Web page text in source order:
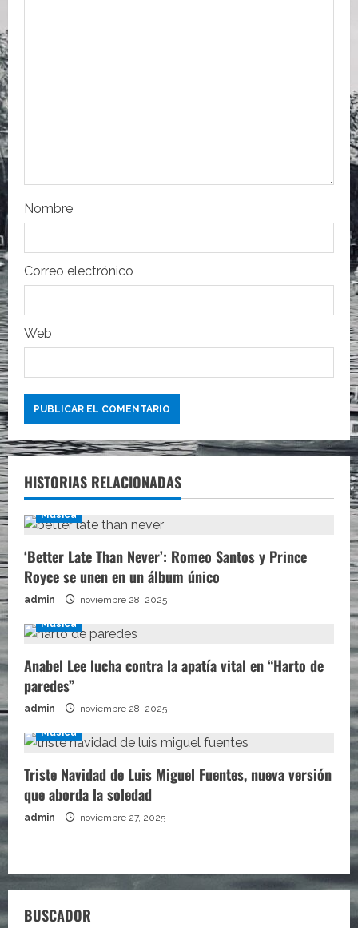
t
r
a
d
a
s
Nombre
Correo electrónico
Web
HISTORIAS RELACIONADAS
Música
‘Better Late Than Never’: Romeo Santos y Prince
Royce se unen en un álbum único
admin noviembre 28, 2025
Música
Anabel Lee lucha contra la apatía vital en “Harto de
paredes”
admin noviembre 28, 2025
Música
Triste Navidad de Luis Miguel Fuentes, nueva versión
que aborda la soledad
admin noviembre 27, 2025
BUSCADOR